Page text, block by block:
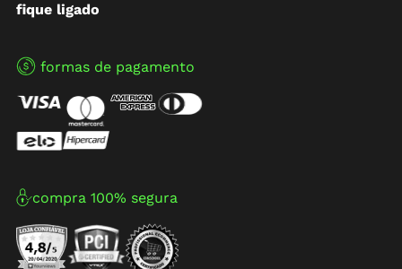
fique ligado
formas de pagamento
compra 100% segura